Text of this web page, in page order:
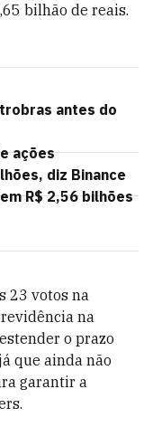
bilhão de reais.
antes do
ações
diz Binance
R$ 2,56 bilhões
23 votos na
na
o prazo
que ainda não
garantir a